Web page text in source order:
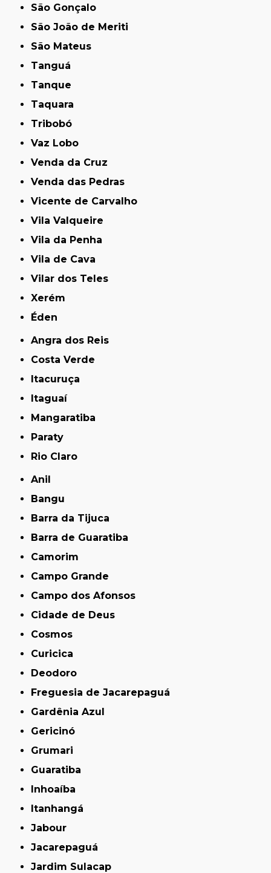
São Gonçalo
São João de Meriti
São Mateus
Tanguá
Tanque
Taquara
Tribobó
Vaz Lobo
Venda da Cruz
Venda das Pedras
Vicente de Carvalho
Vila Valqueire
Vila da Penha
Vila de Cava
Vilar dos Teles
Xerém
Éden
Angra dos Reis
Costa Verde
Itacuruça
Itaguaí
Mangaratiba
Paraty
Rio Claro
Anil
Bangu
Barra da Tijuca
Barra de Guaratiba
Camorim
Campo Grande
Campo dos Afonsos
Cidade de Deus
Cosmos
Curicica
Deodoro
Freguesia de Jacarepaguá
Gardênia Azul
Gericinó
Grumari
Guaratiba
Inhoaíba
Itanhangá
Jabour
Jacarepaguá
Jardim Sulacap